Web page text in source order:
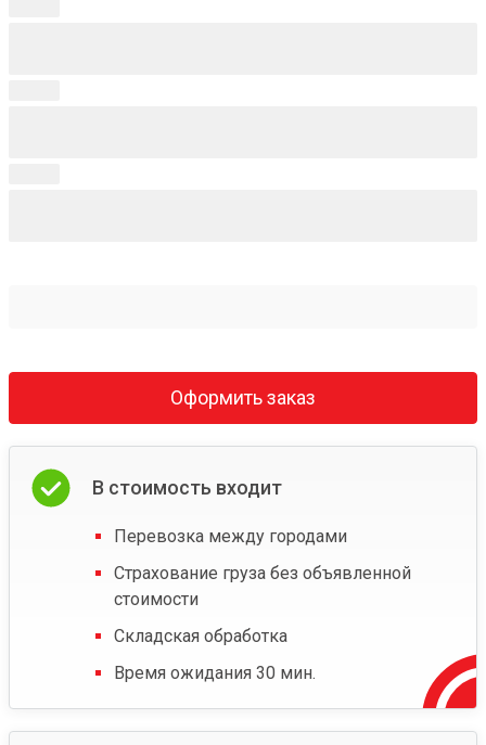
Оформить заказ
В стоимость входит
Перевозка между городами
Страхование груза без объявленной
стоимости
Складская обработка
Время ожидания 30 мин.